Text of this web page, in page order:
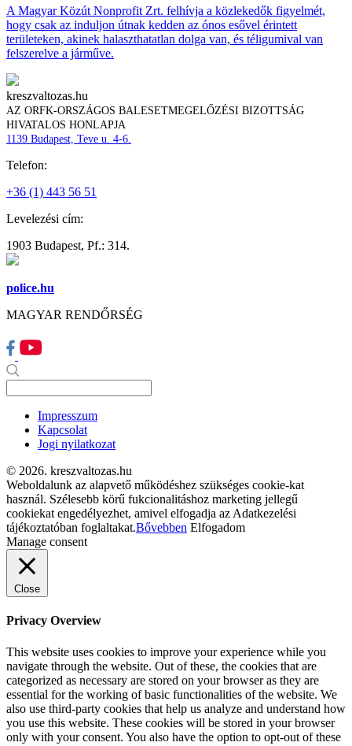
A Magyar Közút Nonprofit Zrt. felhívja a közlekedők figyelmét,
hogy csak az induljon útnak kedden az ónos esővel érintett
területeken, akinek halaszthatatlan dolga van, és téligumival van
felszerelve a járműve.
kreszvaltozas.hu
AZ ORFK-ORSZÁGOS BALESETMEGELŐZÉSI BIZOTTSÁG
HIVATALOS HONLAPJA
1139 Budapest, Teve u. 4-6.
Telefon:
+36 (1) 443 56 51
Levelezési cím:
1903 Budapest, Pf.: 314.
police.hu
MAGYAR RENDŐRSÉG
Impresszum
Kapcsolat
Jogi nyilatkozat
© 2026. kreszvaltozas.hu
Weboldalunk az alapvető működéshez szükséges cookie-kat
használ. Szélesebb körű fukcionalitáshoz marketing jellegű
cookiekat engedélyezhet, amivel elfogadja az Adatkezelési
tájékoztatóban foglaltakat.Bővebben Elfogadom
Manage consent
Close
Privacy Overview
This website uses cookies to improve your experience while you
navigate through the website. Out of these, the cookies that are
categorized as necessary are stored on your browser as they are
essential for the working of basic functionalities of the website. We
also use third-party cookies that help us analyze and understand how
you use this website. These cookies will be stored in your browser
only with your consent. You also have the option to opt-out of these